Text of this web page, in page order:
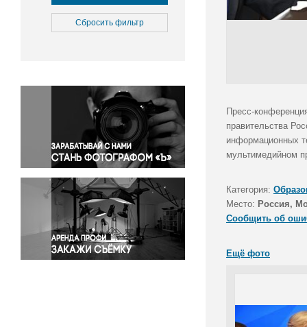
Культура
Медицина
Окружающая среда
Политика
Правосудие
Происшествия и конфликты
Религия
Светская жизнь
Спорт
Экология
Экономика и бизнес
Сбросить фильтр
Пресс-
правительства
информационных
мультимедийном
Категория:
Место: Россия,
Сообщить об
Ещё фото